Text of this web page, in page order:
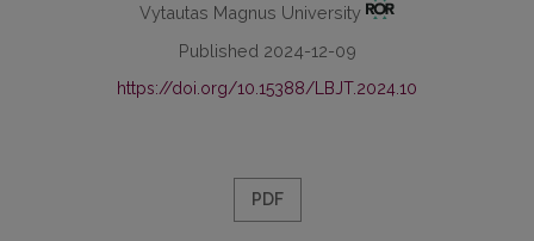
Vytautas Magnus University
Published 2024-12-09
https://doi.org/10.15388/LBJT.2024.10
PDF